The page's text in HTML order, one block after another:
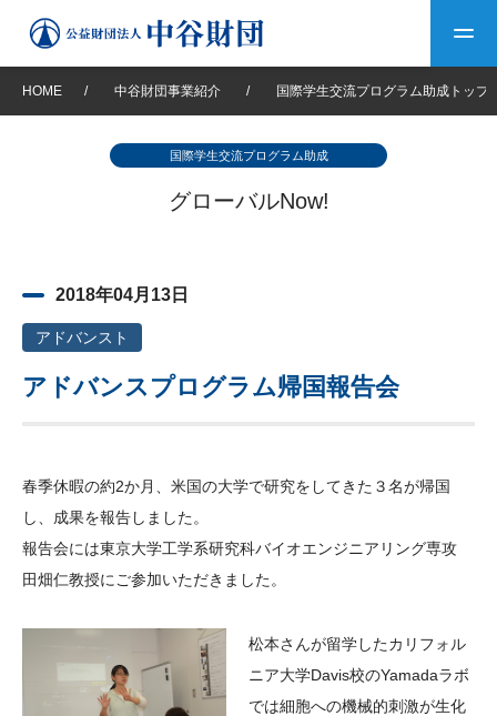
中谷財団について
設立趣意書
沿革 40年史デジタルブック
役員・評議員
年報一覧 中谷財団レポート
中谷財団事業紹介
神戸賞 長期大型研究助成
大学院生奨学金
ム
次世代理系人材育成プ
ログラム助成
その他情報
基本方針
アクセス よくあるご質問
日本語 English
HOME / 中谷財団事業紹介 / 国際学生交流プログラム助成トップ
国際学生交流プログラム助成
グローバルNow!
2018年04月13日
アドバンスト
アドバンスプログラム帰国報告会
春季休暇の約2か月、米国の大学で研究をしてきた３名が帰国
し、成果を報告しました。
報告会には東京大学工学系研究科バイオエンジニアリング専攻
田畑仁教授にご参加いただきました。
松本さんが留学したカリフォル
ニア大学Davis校のYamadaラボ
では細胞への機械的刺激が生化